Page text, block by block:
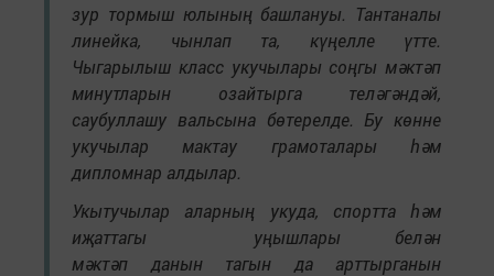
зур тормыш юлының башлануы. Тантаналы
линейка, чынлап та, күңелле үтте.
Чыгарылыш класс укучылары соңгы мәктәп
минутларын озайтырга теләгәндәй,
саубуллашу вальсына бөтерелде. Бу көнне
укучылар мактау грамоталары һәм
дипломнар алдылар.
Укытучылар аларның укуда, спортта һәм
иҗаттагы уңышлары белән
мәктәп данын тагын да арттырганын